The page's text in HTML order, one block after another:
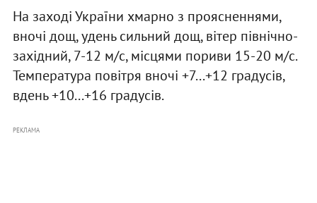
На заході України хмарно з проясненнями,
вночі дощ, удень сильний дощ, вітер північно-
західний, 7-12 м/с, місцями пориви 15-20 м/с.
Температура повітря вночі +7...+12 градусів,
вдень +10...+16 градусів.
РЕКЛАМА